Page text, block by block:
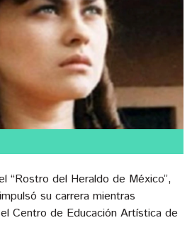
“Rostro del Heraldo de México”,
su carrera mientras
Centro de Educación Artística de